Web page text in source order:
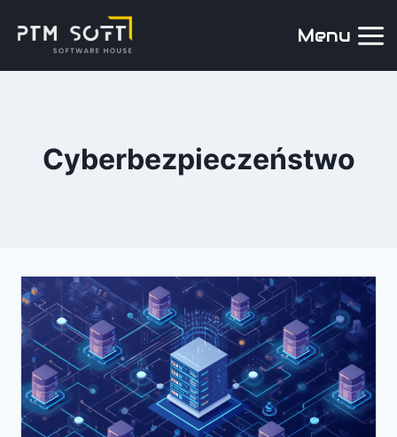
Menu
Cyberbezpieczeństwo